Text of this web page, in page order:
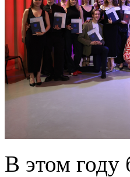
В этом году